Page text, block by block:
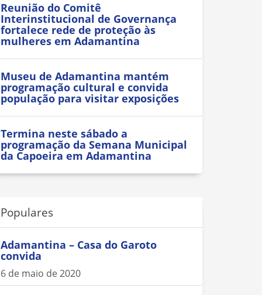
Reunião do Comitê
Interinstitucional de Governança
fortalece rede de proteção às
mulheres em Adamantina
Museu de Adamantina mantém
programação cultural e convida
população para visitar exposições
Termina neste sábado a
programação da Semana Municipal
da Capoeira em Adamantina
Populares
Adamantina – Casa do Garoto
convida
6 de maio de 2020